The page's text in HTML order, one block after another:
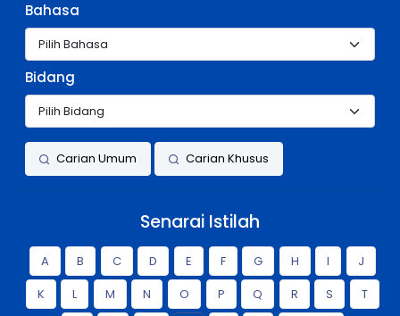
Bahasa
Bidang
Carian Umum Carian Khusus
Senarai Istilah
A B C D E F G H I
J
K
L M N O P Q R S
T